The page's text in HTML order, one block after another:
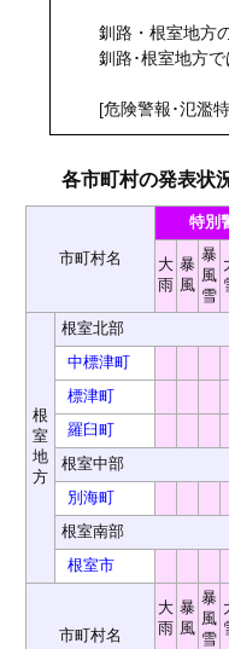
釧路・根室地方
釧路･根室地方
[危険警報･氾濫
各市町村の発表状
市町村名
特別
大
雨
暴
風
暴
風
雪
根
室
地
方
根室北部
中標津町
標津町
羅臼町
根室中部
別海町
根室南部
根室市
市町村名
大
雨
暴
風
暴
風
雪